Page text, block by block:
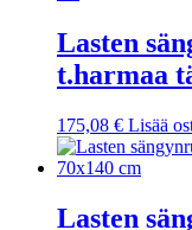
Lasten
t.harmaa
175,08 € Lisää
Lasten